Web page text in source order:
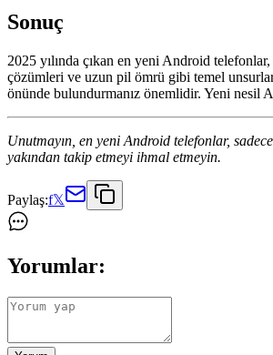
Sonuç
2025 yılında çıkan en yeni Android
çözümleri ve uzun pil ömrü gibi temel
önünde bulundurmanız önemlidir. Yeni nesil
Unutmayın, en yeni Android telefonlar,
yakından takip etmeyi ihmal etmeyin.
Paylaş:f𝕏
Yorumlar: